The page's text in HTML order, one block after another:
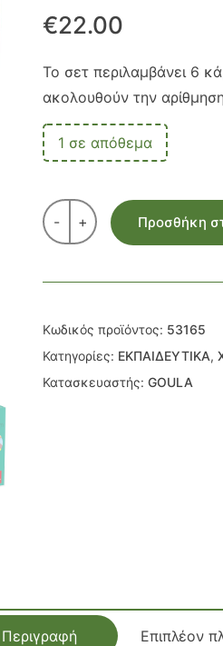
€22.00
Το σετ περιλαμβάνει 6
ακολουθούν την
1 σε απόθεμα
- + Προσθήκη
Κωδικός προϊόντος: 53165
Κατηγορίες: ΕΚΠΑΙΔΕΥΤΙΚΑ,
Κατασκευαστής: GOULA
Περιγραφή Επιπλέον